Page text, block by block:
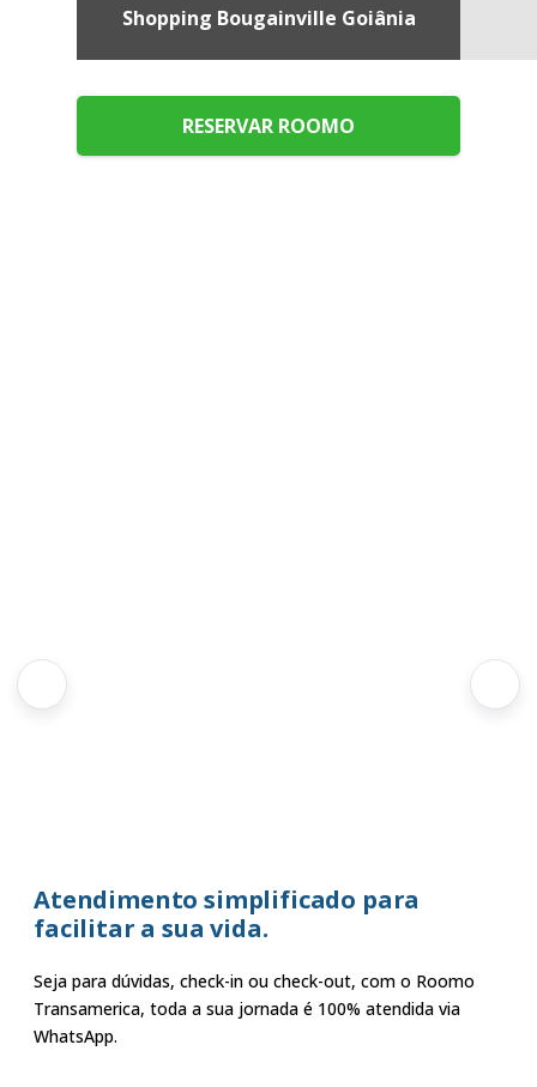
Shopping Bougainville Goiânia
RESERVAR ROOMO
Atendimento simplificado para
facilitar a sua vida.
Seja para dúvidas, check-in ou check-out, com o Roomo
Transamerica, toda a sua jornada é 100% atendida via
WhatsApp.